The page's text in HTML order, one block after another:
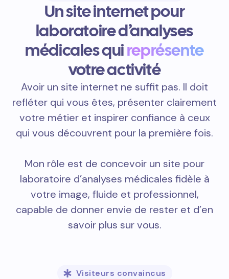
Un site internet pour
laboratoire d’analyses
médicales quireprésente
votre activité
Avoir un site internet ne suffit pas. Il doit
refléter qui vous êtes, présenter clairement
votre métier et inspirer confiance à ceux
qui vous découvrent pour la première fois.
Mon rôle est de concevoir un site pour
laboratoire d’analyses médicales fidèle à
votre image, fluide et professionnel,
capable de donner envie de rester et d’en
savoir plus sur vous.
Visiteurs convaincus